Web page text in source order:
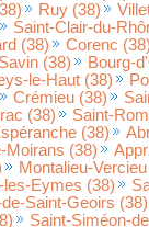
Ruy (38)
Saint-Clair-du-
(38) Corenc (38)
(38) Bourg-
le-Haut (38)
Crémieu (38)
(38)
Saint-
(38)
Moirans (38)
Montalieu-
les-Eymes (38)
Saint-Geoirs (38)
Saint-Siméon-